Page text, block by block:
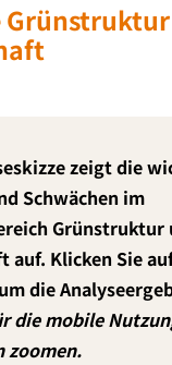
zeigt die
Schwächen im
Grünstruktur
auf. Klicken Sie
die
die mobi­le
zoomen.